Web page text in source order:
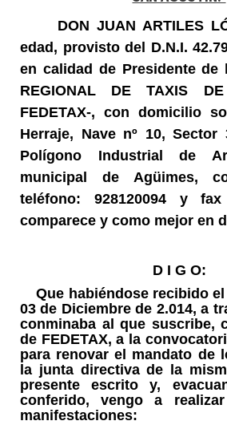
DON JUAN ARTILES
edad, provisto del D.N.I.
en calidad de Presidente de
REGIONAL DE TAXIS
FEDETAX-, con domicilio
Herraje, Nave nº 10, Sector
Polígono Industrial de
municipal de Agüimes,
teléfono: 928120094 y fax
comparece y como mejor en
D I G O:
Que habiéndose recibido el
03 de Diciembre de 2.014, a
conminaba al que suscribe,
de FEDETAX, a la
para renovar el mandato de
la junta directiva de la
presente escrito y,
conferido, vengo a
manifestaciones: